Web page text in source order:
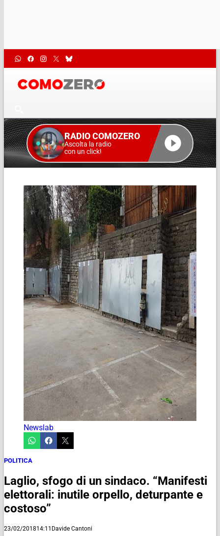
RADIO COMOZERO
Ascolta la radio
con un click!
Newslab
POLITICA
Laglio, sfogo di un sindaco. “Manifesti
elettorali: inutile orpello, deturpante e
costoso”
23/02/201814:11 Davide Cantoni